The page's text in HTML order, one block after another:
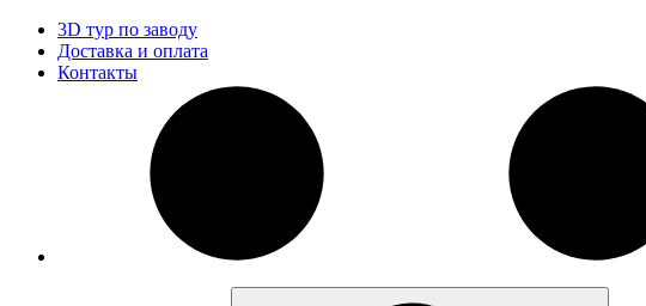
3D тур по заводу
Доставка и оплата
Контакты